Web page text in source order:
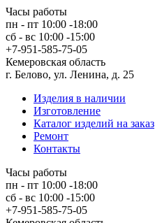
Часы работы
пн - пт 10:00 -18:00
сб - вс 10:00 -15:00
+7-951-585-75-05
Кемеровская область
г. Белово, ул. Ленина, д. 25
Изделия в наличии
Изготовление
Каталог изделий на заказ
Ремонт
Контакты
Часы работы
пн - пт 10:00 -18:00
сб - вс 10:00 -15:00
+7-951-585-75-05